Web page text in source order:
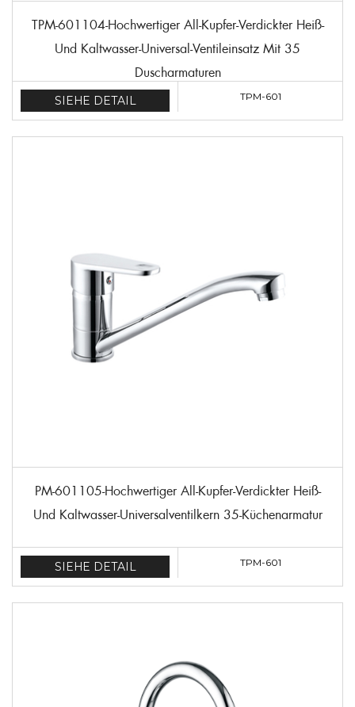
TPM-601104-Hochwertiger All-Kupfer-Verdickter Heiß-
Und Kaltwasser-Universal-Ventileinsatz Mit 35
Duscharmaturen
SIEHE DETAIL TPM-601
PM-601105-Hochwertiger All-Kupfer-Verdickter Heiß-
Und Kaltwasser-Universalventilkern 35-Küchenarmatur
SIEHE DETAIL TPM-601